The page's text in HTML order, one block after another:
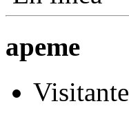
apeme
Visitante